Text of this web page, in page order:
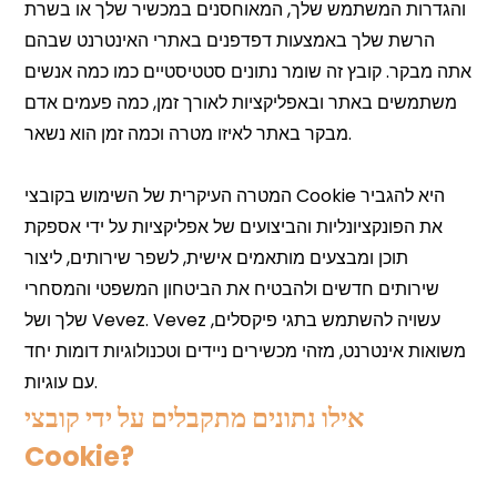
אילו נתונים מתקבלים על ידי קובצי
Cookie?